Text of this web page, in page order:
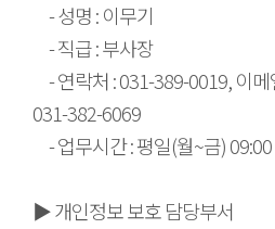
- 성명 : 이무기
- 직급 : 부사장
- 연락처 : 031-389-0019, 이
031-382-6069
- 업무시간 : 평일(월~금)
▶ 개인정보 보호 담당부서